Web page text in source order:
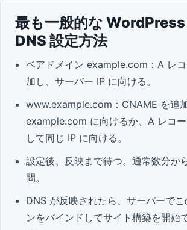
最も一般的な WordPress
DNS 設定方法
ベアドメイン example.com：A レ
加し、サーバー IP に向ける。
www.example.com：CNAME を追
example.com に向けるか、A レコ
して同じ IP に向ける。
設定後、反映まで待つ。通常数分か
間。
DNS が反映されたら、サーバーでこ
ンをバインドしてサイト構築を開始